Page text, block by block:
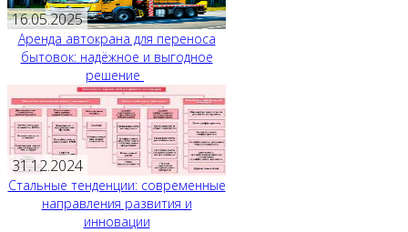
16.05.2025
Аренда автокрана для переноса
бытовок: надёжное и выгодное
решение
31.12.2024
Стальные тенденции: современные
направления развития и
инновации